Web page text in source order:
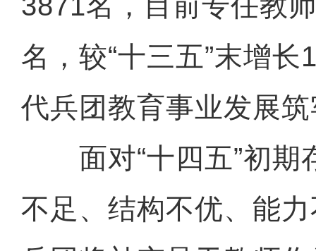
名，较“十三五”末增
代兵团教育事业发展
面对“十四五”初期
不足、结构不优、能